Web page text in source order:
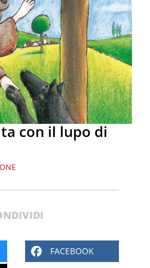
con il lupo di
FACEBOOK